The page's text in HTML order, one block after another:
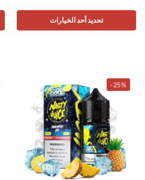
تحديد أحد الخيارات
-25%